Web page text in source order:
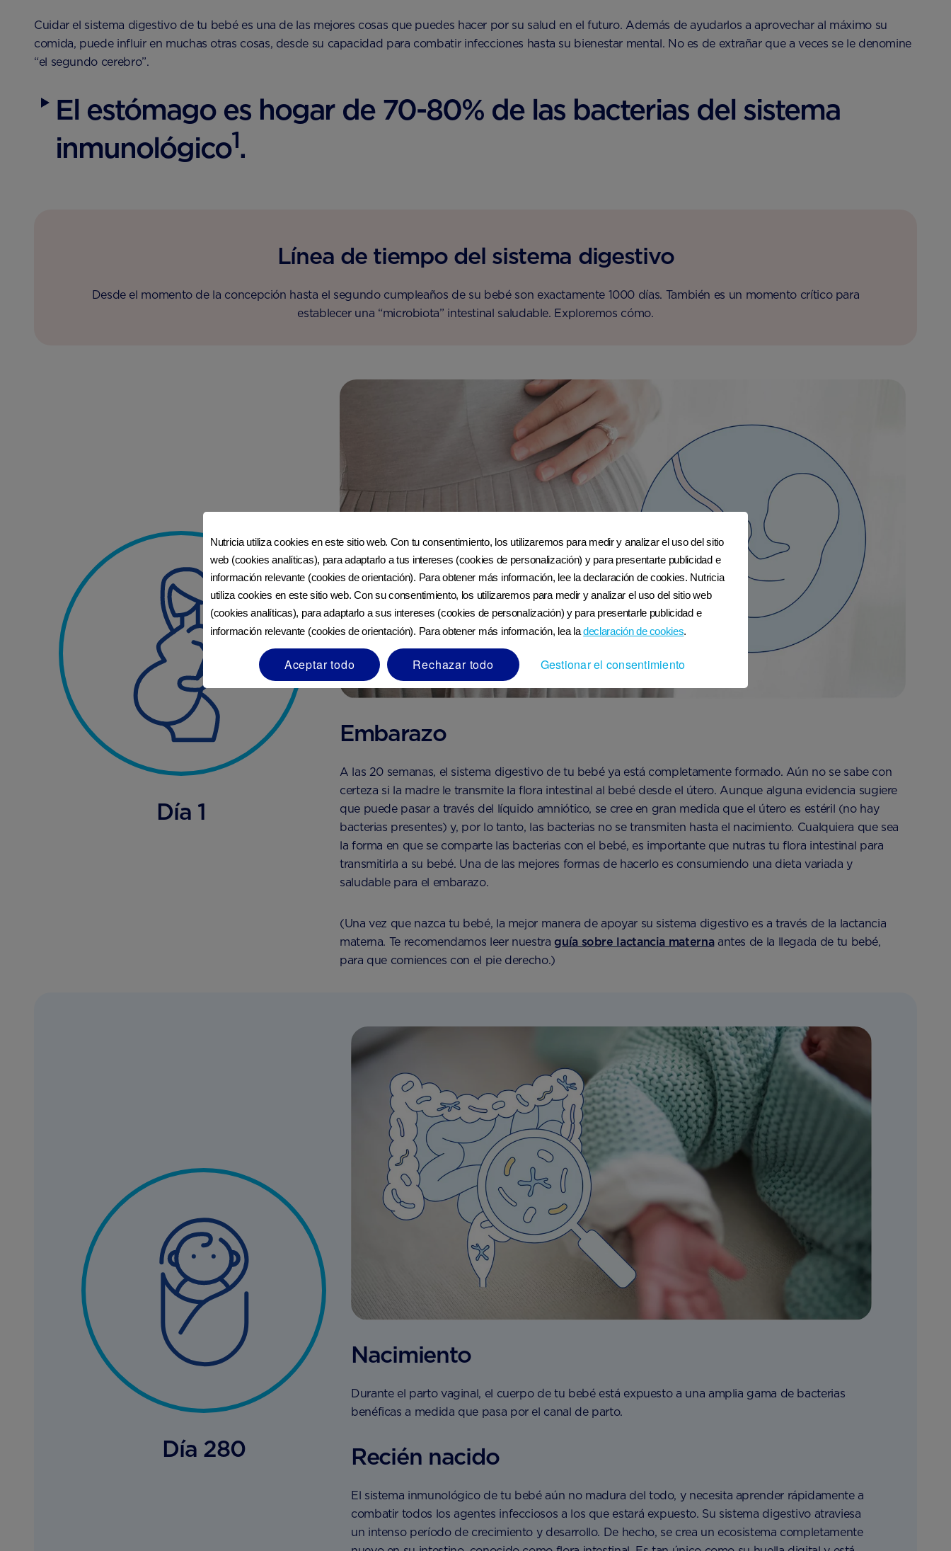
Cuidar el sistema digestivo de tu bebé es una de las mejores cosas que puedes hacer por su salud en el futuro. Además de ayudarlos a aprovechar al máximo su
comida, puede influir en muchas otras cosas, desde su capacidad para combatir infecciones hasta su bienestar mental. No es de extrañar que a veces se le denomine
“el segundo cerebro”.
El estómago es hogar de 70-80% de las bacterias del sistema
inmunológico1.
Línea de tiempo del sistema digestivo
Desde el momento de la concepción hasta el segundo cumpleaños de su bebé son exactamente 1000 días. También es un momento crítico para
establecer una “microbiota” intestinal saludable. Exploremos cómo.
Día 1
Embarazo
A las 20 semanas, el sistema digestivo de tu bebé ya está completamente formado. Aún no se sabe con
certeza si la madre le transmite la flora intestinal al bebé desde el útero. Aunque alguna evidencia sugiere
que puede pasar a través del líquido amniótico, se cree en gran medida que el útero es estéril (no hay
bacterias presentes) y, por lo tanto, las bacterias no se transmiten hasta el nacimiento. Cualquiera que sea
la forma en que se comparte las bacterias con el bebé, es importante que nutras tu flora intestinal para
transmitirla a su bebé. Una de las mejores formas de hacerlo es consumiendo una dieta variada y
saludable para el embarazo.
(Una vez que nazca tu bebé, la mejor manera de apoyar su sistema digestivo es a través de la lactancia
materna. Te recomendamos leer nuestra guía sobre lactancia maternaantes de la llegada de tu bebé,
para que comiences con el pie derecho.)
Día 280
Nacimiento
Durante el parto vaginal, el cuerpo de tu bebé está expuesto a una amplia gama de bacterias
benéficas a medida que pasa por el canal de parto.
Recién nacido
El sistema inmunológico de tu bebé aún no madura del todo, y necesita aprender rápidamente a
combatir todos los agentes infecciosos a los que estará expuesto. Su sistema digestivo atraviesa
un intenso período de crecimiento y desarrollo. De hecho, se crea un ecosistema completamente
Nutricia utiliza cookies en este sitio web. Con tu consentimiento, los utilizaremos para medir y analizar el uso del sitio
web (cookies analíticas), para adaptarlo a tus intereses (cookies de personalización) y para presentarte publicidad e
información relevante (cookies de orientación). Para obtener más información, lee la declaración de cookies. Nutricia
utiliza cookies en este sitio web. Con su consentimiento, los utilizaremos para medir y analizar el uso del sitio web
(cookies analíticas), para adaptarlo a sus intereses (cookies de personalización) y para presentarle publicidad e
información relevante (cookies de orientación). Para obtener más información, lea ladeclaración de cookies.
Aceptar todo Rechazar todo Gestionar el consentimiento